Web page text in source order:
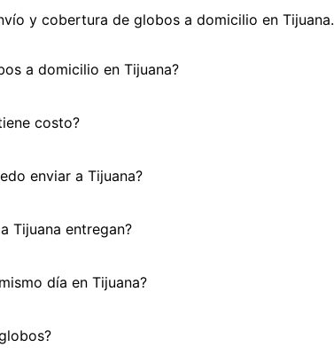
y cobertura de globos a domicilio en Tijuana.
a domicilio en Tijuana?
costo?
enviar a Tijuana?
Tijuana entregan?
día en Tijuana?